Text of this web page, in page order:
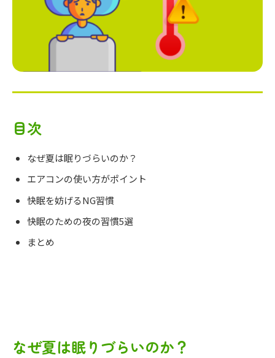
目次
なぜ夏は眠りづらいのか？
エアコンの使い方がポイント
快眠を妨げるNG習慣
快眠のための夜の習慣5選
まとめ
なぜ夏は眠りづらいのか？